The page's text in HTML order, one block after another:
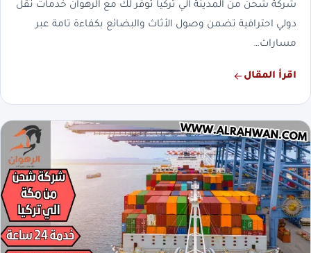
شركة شحن من المدينة الي تركيا توفر لك مع الرهوان خدمات نقل
دولي احترافية تضمن وصول الأثاث والبضائع بكفاءة تامة عبر
مسارات…
اقرأ المقال